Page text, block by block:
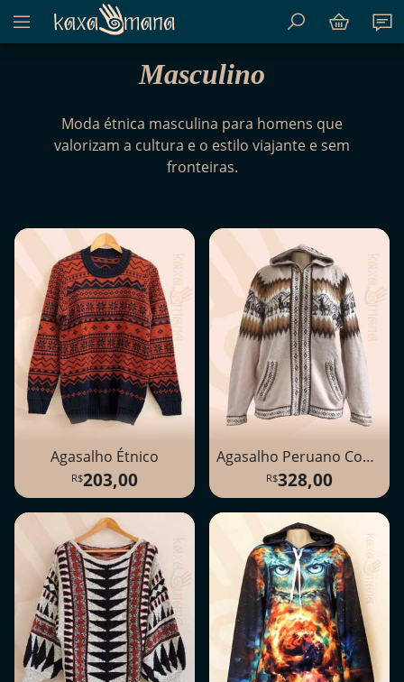
Mostrar menu de conteúdo do site
Masculino
Moda étnica masculina para homens que
valorizam a cultura e o estilo viajante e sem
fronteiras.
Agasalho Étnico
203,00
Agasalho Peruano Com Zíper e Capuz
328,00